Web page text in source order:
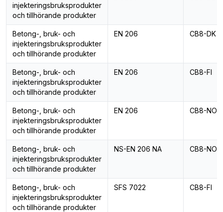
injekteringsbruksprodukter
och tillhörande produkter
Betong-, bruk- och
injekteringsbruksprodukter
och tillhörande produkter
EN 206 CB8-DK
Betong-, bruk- och
injekteringsbruksprodukter
och tillhörande produkter
EN 206 CB8-FI
Betong-, bruk- och
injekteringsbruksprodukter
och tillhörande produkter
EN 206 CB8-NO
Betong-, bruk- och
injekteringsbruksprodukter
och tillhörande produkter
NS-EN 206 NA CB8-NO
Betong-, bruk- och
injekteringsbruksprodukter
och tillhörande produkter
SFS 7022 CB8-FI